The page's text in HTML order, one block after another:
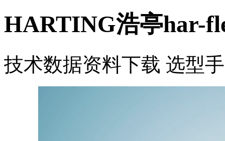
HARTING浩亭har-
技术数据资料下载 选型